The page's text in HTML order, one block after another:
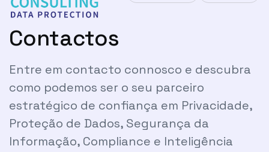
Contactos
Entre em contacto connosco e descubra
como podemos ser o seu parceiro
estratégico de confiança em Privacidade,
Proteção de Dados, Segurança da
Informação, Compliance e Inteligência